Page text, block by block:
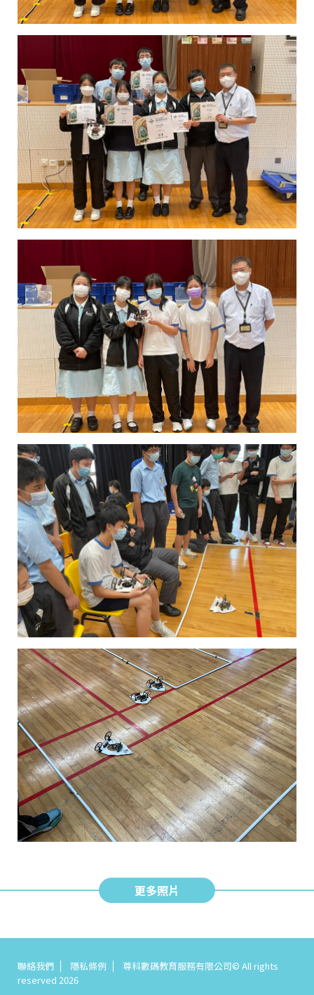
更多照片
聯絡我們 隱私條例
尊科數碼教育服務有限公司© All rights
reserved 2026